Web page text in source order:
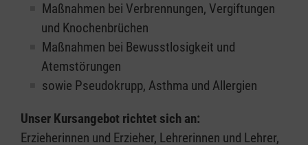
Maßnahmen bei Verbrennungen, Vergiftungen
und Knochenbrüchen
Maßnahmen bei Bewusstlosigkeit und
Atemstörungen
sowie Pseudokrupp, Asthma und Allergien
Unser Kursangebot richtet sich an:
Erzieherinnen und Erzieher, Lehrerinnen und Lehrer,